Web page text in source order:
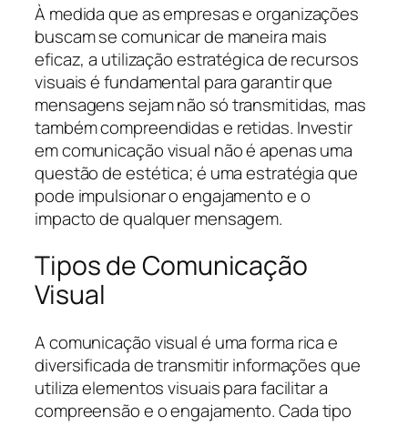
À medida que as empresas e organizações
buscam se comunicar de maneira mais
eficaz, a utilização estratégica de recursos
visuais é fundamental para garantir que
mensagens sejam não só transmitidas, mas
também compreendidas e retidas. Investir
em comunicação visual não é apenas uma
questão de estética; é uma estratégia que
pode impulsionar o engajamento e o
impacto de qualquer mensagem.
Tipos de Comunicação
Visual
A comunicação visual é uma forma rica e
diversificada de transmitir informações que
utiliza elementos visuais para facilitar a
compreensão e o engajamento. Cada tipo